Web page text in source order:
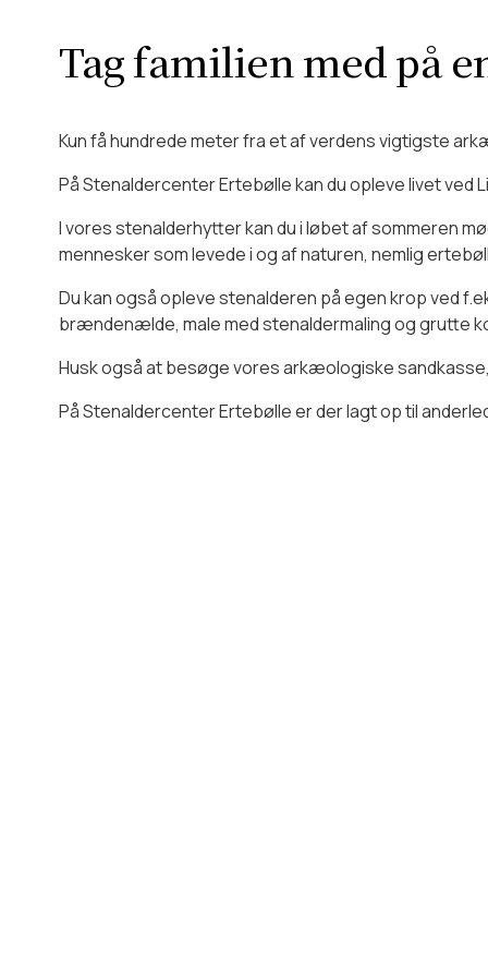
og koldt at drikke samt små
Hvordan er
Ja, hunde er altid velkomne
Tag familien med på
Kun få hundrede meter fra et af verdens vigtigste
På Stenaldercenter Ertebølle kan du opleve livet ved
I vores stenalderhytter kan du i løbet af sommeren
mennesker som levede i og af naturen, nemlig
Du kan også opleve stenalderen på egen krop ved
brændenælde, male med stenaldermaling og grutte
Husk også at besøge vores arkæologiske
På Stenaldercenter Ertebølle er der lagt op til